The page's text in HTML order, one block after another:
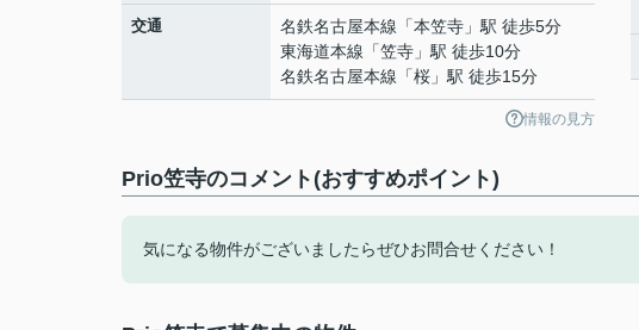
交通 名鉄名古屋本線 「本笠寺 」駅 徒歩5分
東海道本線 「笠寺 」駅 徒歩10分
名鉄名古屋本線 「桜 」駅 徒歩15分
情報の見方
Prio笠寺のコメント(おすすめポイント)
気になる物件がございましたらぜひお問合せください！